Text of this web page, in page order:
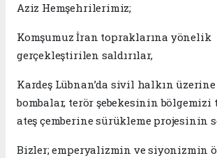
Aziz Hemşehrilerimiz;
Komşumuz İran topraklarına yönelik
gerçekleştirilen saldırılar,
Kardeş Lübnan’da sivil halkın
bombalar, terör şebekesinin
ateş çemberine sürükleme projesinin
Bizler; emperyalizmin ve siyonizmin